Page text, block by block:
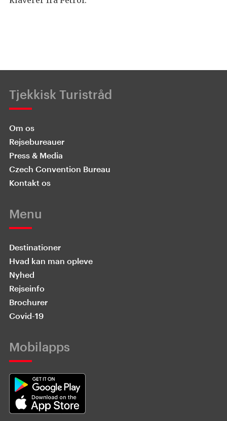
Tjekkisk Turistråd
Om os
Rejsebureauer
Press & Media
Czech Convention Bureau
Kontakt os
Menu
Destinationer
Hvad kan man opleve
Nyhed
Rejseinfo
Brochurer
Covid-19
Mobilapps